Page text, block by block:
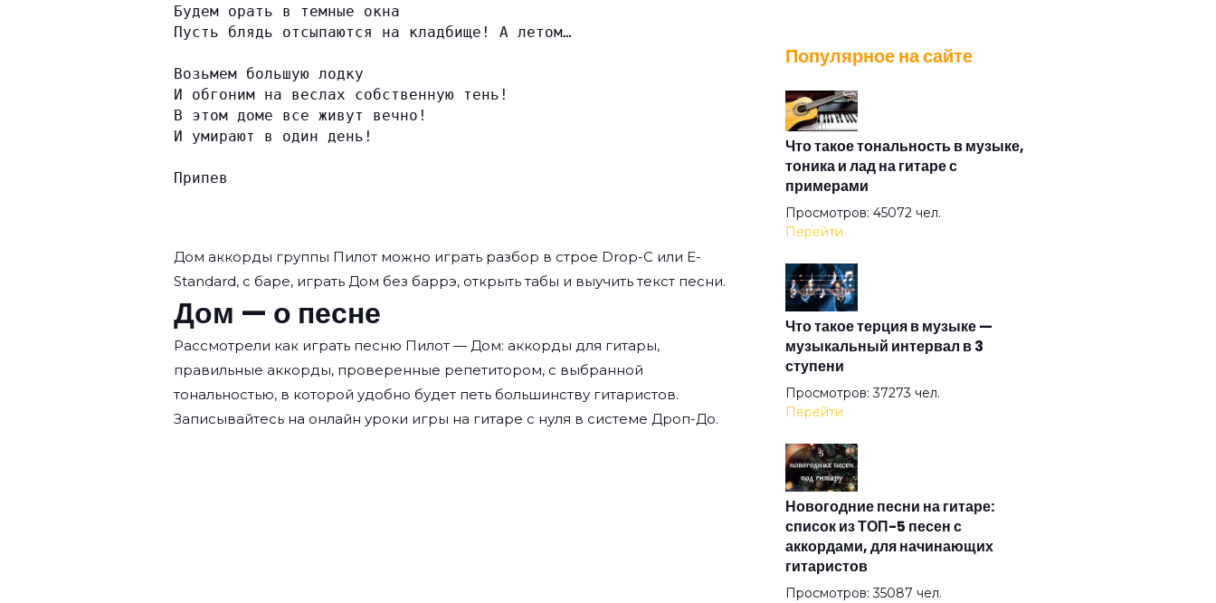
Будем орать в темные окна
Пусть блядь отсыпаются на кладбище! А летом…
Возьмем большую лодку
И обгоним на веслах собственную тень!
В этом доме все живут вечно!
И умирают в один день!
Припев
Дом аккорды группы Пилот можно играть разбор в строе Drop-C или E-
Standard, с баре, играть Дом без баррэ, открыть табы и выучить текст песни.
Дом — о песне
Рассмотрели как играть песню Пилот — Дом: аккорды для гитары,
правильные аккорды, проверенные репетитором, с выбранной
тональностью, в которой удобно будет петь большинству гитаристов.
Записывайтесь на онлайн уроки игры на гитаре с нуля в системе Дроп-До.
В аду
В подвенечном
Василиск
Вернемся в Питер
Весна в метро
Война
Волк
Волчье лето
Популярное на сайте
Что такое тональность в музыке,
тоника и лад на гитаре с
примерами
Просмотров: 45072 чел.
Перейти
Что такое терция в музыке —
музыкальный интервал в 3
ступени
Просмотров: 37273 чел.
Перейти
Новогодние песни на гитаре:
список из ТОП-5 песен с
аккордами, для начинающих
гитаристов
Просмотров: 35087 чел.